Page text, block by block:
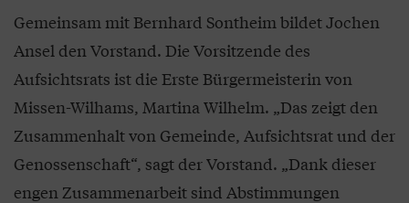
Gemeinsam mit Bernhard Sontheim bildet Jochen
Ansel den Vorstand. Die Vorsitzende des
Aufsichtsrats ist die Erste Bürgermeisterin von
Missen-Wilhams, Martina Wilhelm. „Das zeigt den
Zusammenhalt von Gemeinde, Aufsichtsrat und der
Genossenschaft“, sagt der Vorstand. „Dank dieser
engen Zusammenarbeit sind Abstimmungen